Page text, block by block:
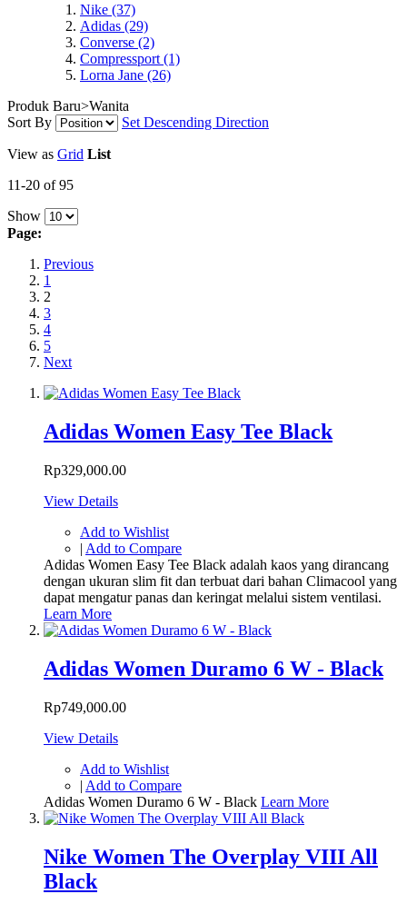
Nike (37)
Adidas (29)
Converse (2)
Compressport (1)
Lorna Jane (26)
Produk Baru>Wanita
Sort By
Set Descending Direction
View as Grid List
11-20 of 95
Show
Page:
Previous
1
2
3
4
5
Next
Adidas Women Easy Tee Black
Rp329,000.00
View Details
Add to Wishlist
| Add to Compare
Adidas Women Easy Tee Black adalah kaos yang dirancang
dengan ukuran slim fit dan terbuat dari bahan Climacool yang
dapat mengatur panas dan keringat melalui sistem ventilasi.
Learn More
Adidas Women Duramo 6 W - Black
Rp749,000.00
View Details
Add to Wishlist
| Add to Compare
Adidas Women Duramo 6 W - Black Learn More
Nike Women The Overplay VIII All
Black